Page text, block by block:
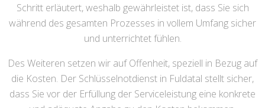
Schritt erläutert, weshalb gewährleistet ist, dass Sie sich
während des gesamten Prozesses in vollem Umfang sicher
und unterrichtet fühlen.
Des Weiteren setzen wir auf Offenheit, speziell in Bezug auf
die Kosten. Der Schlüsselnotdienst in Fuldatal stellt sicher,
dass Sie vor der Erfüllung der Serviceleistung eine konkrete